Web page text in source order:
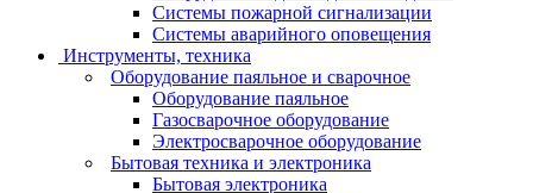
Системы пожарной сигнализации
Системы аварийного оповещения
Инструменты, техника
Оборудование паяльное и сварочное
Оборудование паяльное
Газосварочное оборудование
Электросварочное оборудование
Бытовая техника и электроника
Бытовая электроника